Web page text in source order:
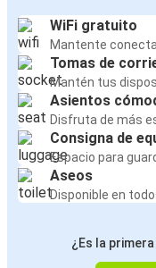
WiFi gratuito
Mantente
Tomas de
Mantén tus
Asientos
Disfruta de más
Consigna de
Espacio para
Aseos
Disponible en
¿Es la